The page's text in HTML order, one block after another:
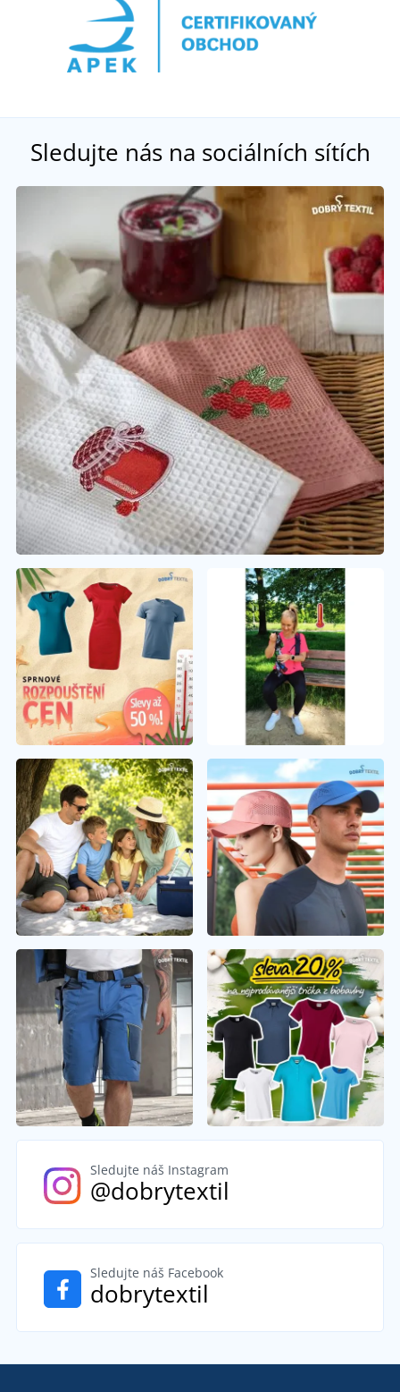
Sledujte nás na sociálních sítích
Sledujte náš Instagram
@dobrytextil
Sledujte náš Facebook
dobrytextil